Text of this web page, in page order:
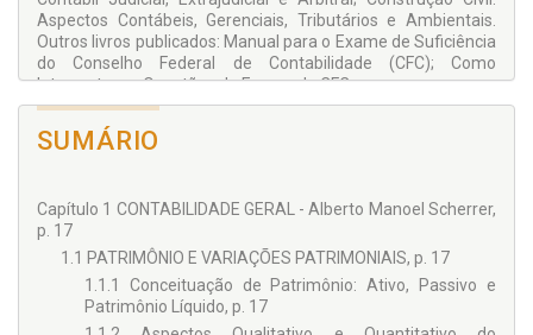
Aspectos Contábeis, Gerenciais, Tributários e Ambientais.
Outros livros publicados: Manual para o Exame de Suficiência
do Conselho Federal de Contabilidade (CFC); Como
Interpretar as Questões do Exame do CFC.
JOSÉ CESAR DE FARIA
Universidade Católica (PUC-SP). MBA – Controller, pela
FIPECAFI-USP/SP. Pós-graduação “lato sensu” em
Engenharia Econômica, pela UniSant’Anna – Campus
Santana – São Paulo/SP. Bacharel em Ciências Contábeis
pela UNIP e Ciências Econômicas pela UNIVAP – São José
dos Campos/SP. Contador inscrito no CRC.SP. Docente junto
SUMÁRIO
Capítulo 1 CONTABILIDADE GERAL - Alberto Manoel Scherrer,
p. 17
1.1 PATRIMÔNIO E VARIAÇÕES PATRIMONIAIS, p. 17
1.1.1 Conceituação de Patrimônio: Ativo, Passivo e
Patrimônio Líquido, p. 17